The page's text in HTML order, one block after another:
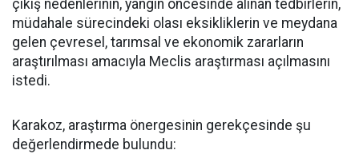
çıkış nedenlerinin, yangın öncesinde alınan tedbirlerin,
müdahale sürecindeki olası eksikliklerin ve meydana
gelen çevresel, tarımsal ve ekonomik zararların
araştırılması amacıyla Meclis araştırması açılmasını
istedi.
Karakoz, araştırma önergesinin gerekçesinde şu
değerlendirmede bulundu: